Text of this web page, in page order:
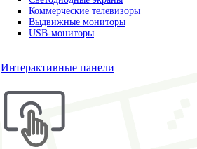
Коммерческие телевизоры
Выдвижные мониторы
USB-мониторы
Интерактивные панели